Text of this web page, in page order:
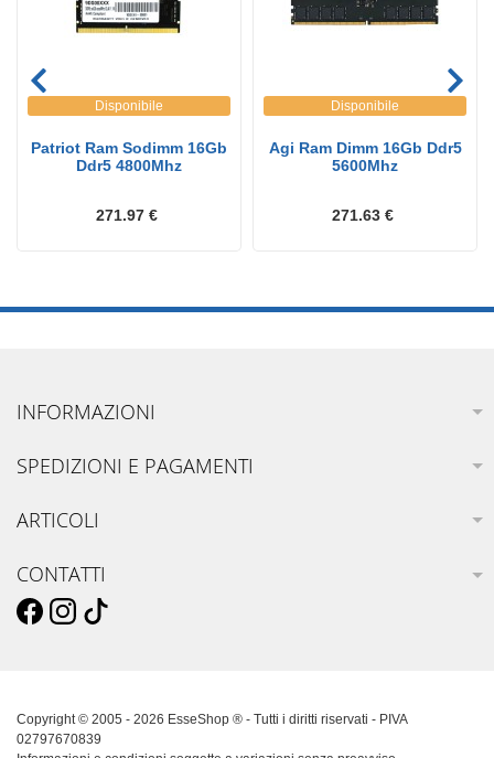
Disponibile
Patriot Ram Sodimm 16Gb
Ddr5 4800Mhz
271.97 €
Disponibile
Agi Ram Dimm 16Gb Ddr5
5600Mhz
271.63 €
INFORMAZIONI
SPEDIZIONI E PAGAMENTI
ARTICOLI
CONTATTI
Copyright © 2005 - 2026 EsseShop ® - Tutti i diritti riservati - PIVA
02797670839